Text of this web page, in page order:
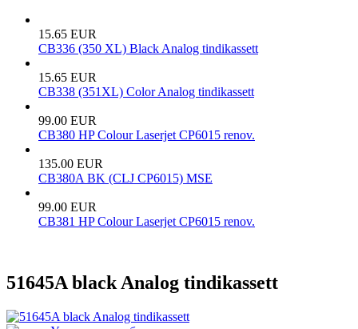
15.65 EUR
CB336 (350 XL) Black Analog tindikassett
15.65 EUR
CB338 (351XL) Color Analog tindikassett
99.00 EUR
CB380 HP Colour Laserjet CP6015 renov.
135.00 EUR
CB380A BK (CLJ CP6015) MSE
99.00 EUR
CB381 HP Colour Laserjet CP6015 renov.
51645A black Analog tindikassett